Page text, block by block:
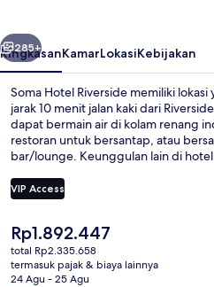
Berikutnya
285+
RingkasanKamarLokasiKebijakan
Soma Hotel Riverside memiliki
jarak 10 menit jalan kaki dari
dapat bermain air di kolam renang
restoran untuk bersantap, atau
bar/lounge. Keunggulan lain di
VIP Access
Harga
saat
ini
Rp1.892.447
Rp1.892.447
total Rp2.335.658
termasuk pajak & biaya lainnya
24 Agu - 25 Agu